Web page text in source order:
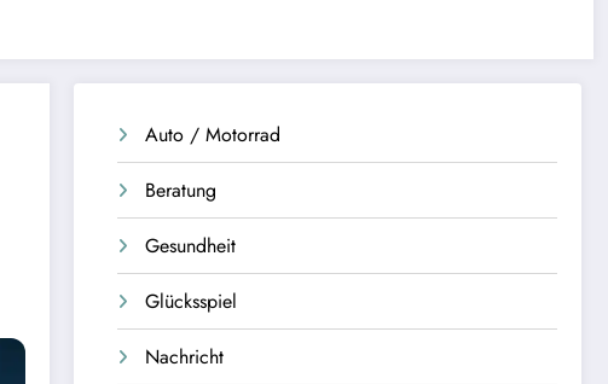
Auto / Motorrad
Beratung
Gesundheit
Glücksspiel
Nachricht